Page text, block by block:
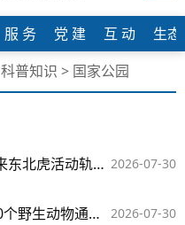
服 务 党 建 互 动
生
科普知识 > 国家公园
2026-07-30
东北虎豹国家公园科考 跨境往来东北虎活动轨迹如何？
2026-07-30
东北虎豹国家公园科考 打开290个野生动物通道 实施“无疆守护”